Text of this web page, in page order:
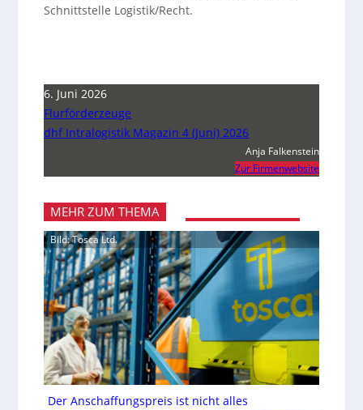
Schnittstelle Logistik/Recht.
6. Juni 2026
Flurförderzeuge
dhf Intralogistik Magazin 4 (Juni) 2026
Anja Falkenstein
Zur Firmenwebsite
MEHR ZUM THEMA
Bild: Tosca Ltd.
Der Anschaffungspreis ist nicht alles